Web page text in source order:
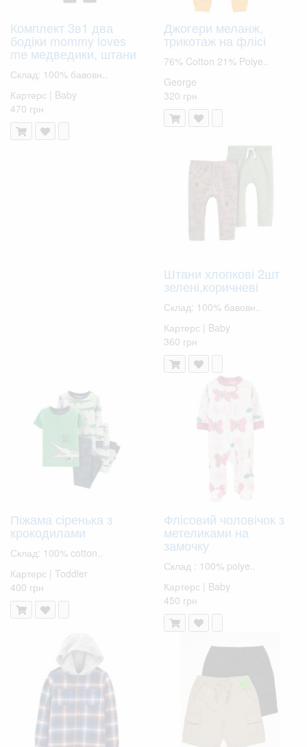
Комплект 3в1 два
бодіки mommy loves
me медведики, штани
Склад: 100% бавовн..
Картерс | Baby
470 грн
Джогери меланж,
трикотаж на флісі
76% Cotton 21% Polye..
George
320 грн
Штани хлопкові 2шт
зелені,коричневі
Склад: 100% бавовн..
Картерс | Baby
360 грн
Піжама сіренька з
крокодилами
Склад: 100% cotton..
Картерс | Toddler
400 грн
Флісовий чоловічок з
метеликами на
замочку
Склад : 100% polye..
Картерс | Baby
450 грн